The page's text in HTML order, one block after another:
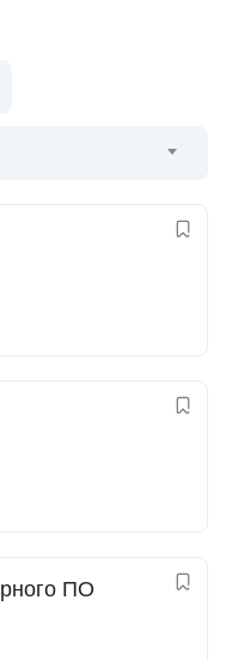
ПО